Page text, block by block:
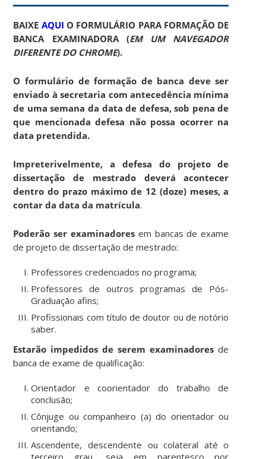
BAIXE AQUI O FORMULÁRIO PARA FORMAÇÃO DE
BANCA EXAMINADORA (EM UM NAVEGADOR
DIFERENTE DO CHROME).
O formulário de formação de banca deve ser
enviado à secretaria com antecedência mínima
de uma semana da data de defesa, sob pena de
que mencionada defesa não possa ocorrer na
data pretendida.
Impreterivelmente, a defesa do projeto de
dissertação de mestrado deverá acontecer
dentro do prazo máximo de 12 (doze) meses, a
contar da data da matrícula.
Poderão ser examinadores em bancas de exame
de projeto de dissertação de mestrado:
Professores credenciados no programa;
Professores de outros programas de Pós-
Graduação afins;
Profissionais com título de doutor ou de notório
saber.
Estarão impedidos de serem examinadores de
banca de exame de qualificação:
Orientador e coorientador do trabalho de
conclusão;
Cônjuge ou companheiro (a) do orientador ou
orientando;
Ascendente, descendente ou colateral até o
terceiro grau, seja em parentesco por